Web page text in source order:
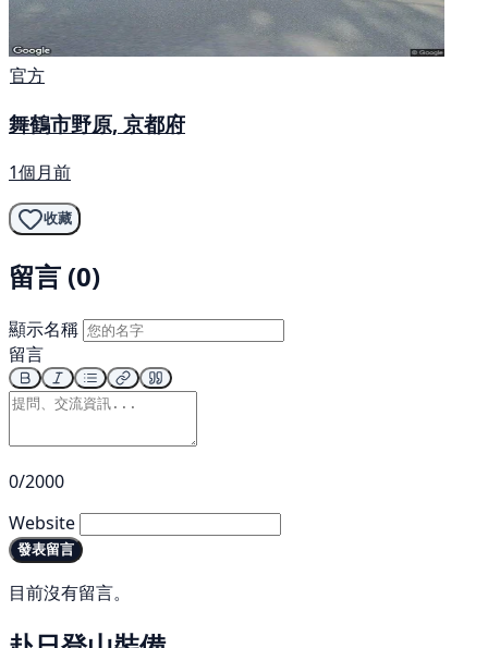
官方
舞鶴市野原, 京都府
1個月前
收藏
留言 (0)
顯示名稱
留言
0/2000
Website
發表留言
目前沒有留言。